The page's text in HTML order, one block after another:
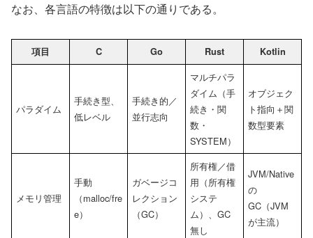
なお、各言語の特徴は以下の通りである。
項目 C Go Rust Kotlin
パラダイム
手続き型、
低レベル
手続き的／
並行志向
マルチパラ
ダイム（手
続き・関
数・
SYSTEM）
オブジェク
ト指向＋関
数型要素
メモリ管理
手動
（malloc/fre
e）
ガベージコ
レクション
（GC）
所有権／借
用（所有権
システ
ム）、GC
無し
JVM/Native
の
GC（JVM
が主流）